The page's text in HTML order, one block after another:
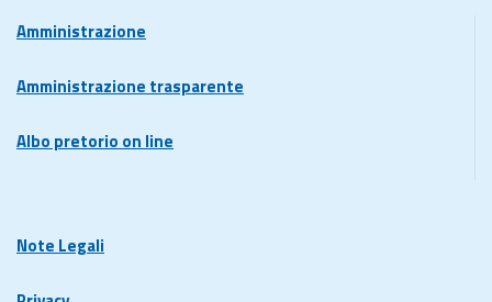
Amministrazione
Amministrazione trasparente
Albo pretorio on line
Note Legali